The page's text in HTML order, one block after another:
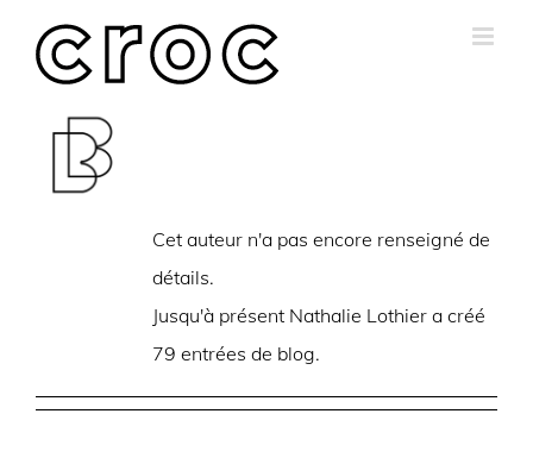
Cet auteur n'a pas encore renseigné de
détails.
Jusqu'à présent Nathalie Lothier a créé
79 entrées de blog.